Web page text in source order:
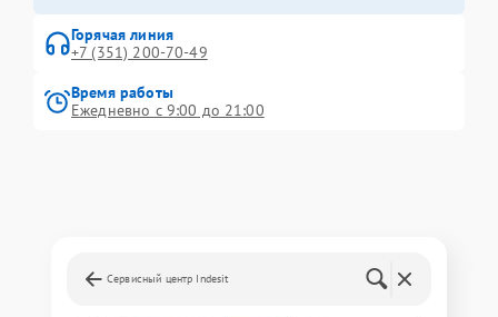
Горячая линия
+7 (351) 200-70-49
Время работы
Ежедневно с 9:00 до 21:00
Сервисный центр Indesit